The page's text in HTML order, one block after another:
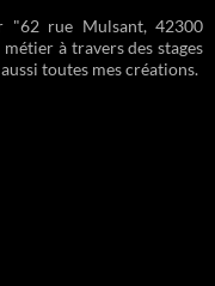
"62 rue Mulsant, 42300
à travers des stages
toutes mes créations.